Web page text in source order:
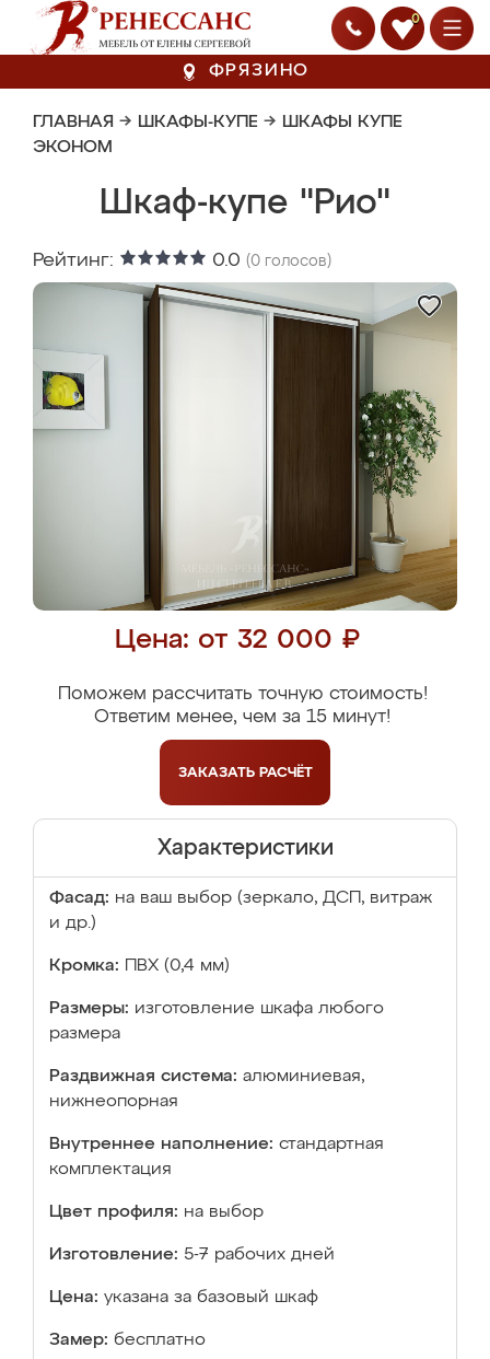
0
ФРЯЗИНО
ГЛАВНАЯ → ШКАФЫ-КУПЕ → ШКАФЫ КУПЕ
ЭКОНОМ
Шкаф-купе "Рио"
Рейтинг: 0.0 (0 голосов)
Цена: от 32 000 ₽
Поможем рассчитать точную стоимость!
Ответим менее, чем за 15 минут!
ЗАКАЗАТЬ РАСЧЁТ
Характеристики
Фасад: на ваш выбор (зеркало, ДСП, витраж
и др.)
Кромка: ПВХ (0,4 мм)
Размеры: изготовление шкафа любого
размера
Раздвижная система: алюминиевая,
нижнеопорная
Внутреннее наполнение: стандартная
комплектация
Цвет профиля: на выбор
Изготовление: 5-7 рабочих дней
Цена: указана за базовый шкаф
Замер: бесплатно